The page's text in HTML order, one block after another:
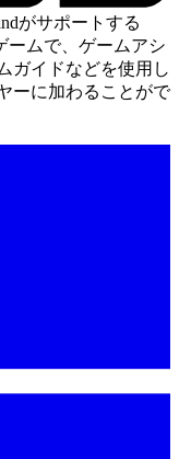
がサポートする
ームで、ゲームアシ
ガイドなどを使用し
ーに加わることがで